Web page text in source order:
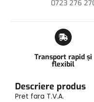
0723 276
Transport rapid și
flexibil
Descriere produs
Pret fara T.V.A.